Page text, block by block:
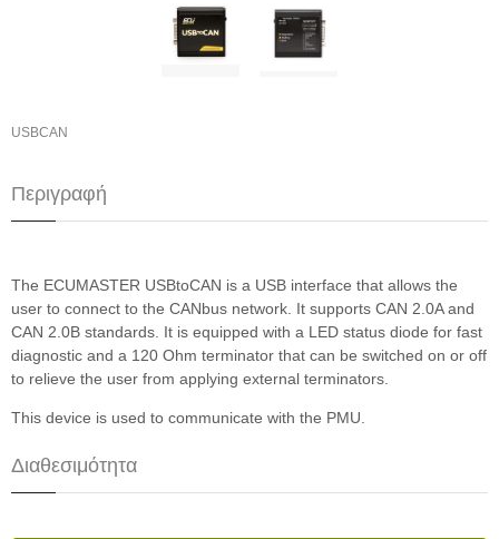
USBCAN
Περιγραφή
The ECUMASTER USBtoCAN is a USB interface that allows the
user to connect to the CANbus network. It supports CAN 2.0A and
CAN 2.0B standards. It is equipped with a LED status diode for fast
diagnostic and a 120 Ohm terminator that can be switched on or off
to relieve the user from applying external terminators.
This device is used to communicate with the PMU.
Διαθεσιμότητα